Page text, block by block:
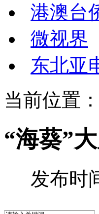
港澳台
微视界
东北亚
当前位置：
“海葵”
发布时